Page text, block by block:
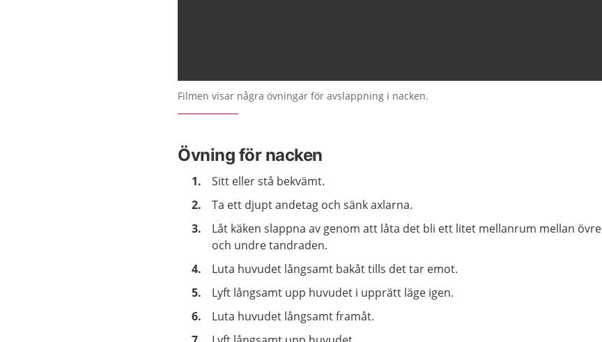
Filmen visar några övningar för avslappning i nacken.
Övning för nacken
Sitt eller stå bekvämt.
Ta ett djupt andetag och sänk axlarna.
Låt käken slappna av genom att låta det bli ett litet mellanrum mellan övre
och undre tandraden.
Luta huvudet långsamt bakåt tills det tar emot.
Lyft långsamt upp huvudet i upprätt läge igen.
Luta huvudet långsamt framåt.